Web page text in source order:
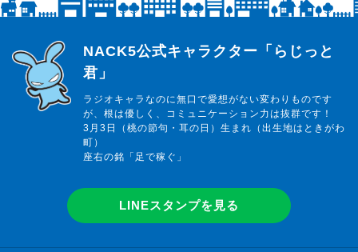
らじっと君
NACK5公式キャラクター「らじっと
君」
ラジオキャラなのに無口で愛想がない変わりものです
が、根は優しく、コミュニケーション力は抜群です！
3月3日（桃の節句・耳の日）生まれ（出生地はときがわ
町）
座右の銘「足で稼ぐ」
LINEスタンプを見る